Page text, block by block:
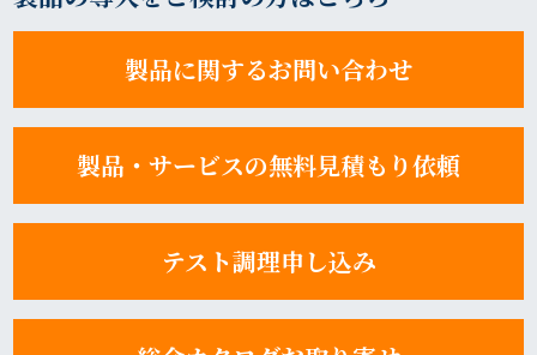
製品に関するお問い合わせ
製品・サービスの無料見積もり依頼
テスト調理申し込み